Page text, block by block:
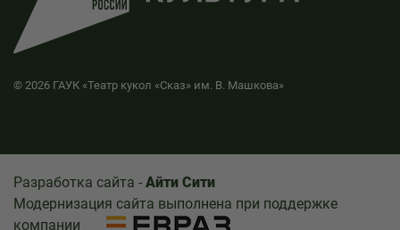
© 2026 ГАУК «Театр кукол «Сказ» им. В. Машкова»
Разработка сайта - Айти Сити
Модернизация сайта выполнена при поддержке
компании